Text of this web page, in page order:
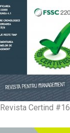
Revista Certind #16